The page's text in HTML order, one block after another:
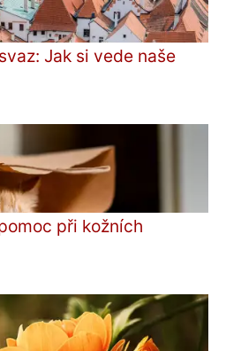
Jak si vede naše
při kožních